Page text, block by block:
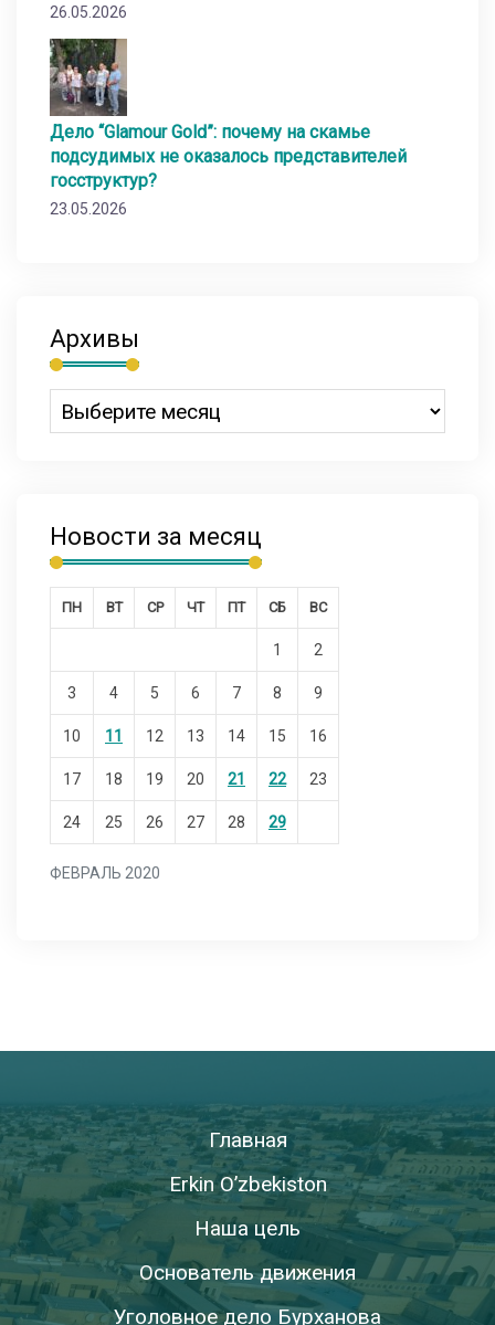
26.05.2026
Дело “Glamour Gold”: почему на скамье
подсудимых не оказалось представителей
госструктур?
23.05.2026
Архивы
Новости за месяц
ФЕВРАЛЬ 2020
ПН ВТ СР ЧТ ПТ СБ ВС
1 2
3 4 5 6 7 8 9
10 11 12 13 14 15 16
17 18 19 20 21 22 23
24 25 26 27 28 29
Главная
Erkin O’zbekiston
Наша цель
Основатель движения
Уголовное дело Бурханова